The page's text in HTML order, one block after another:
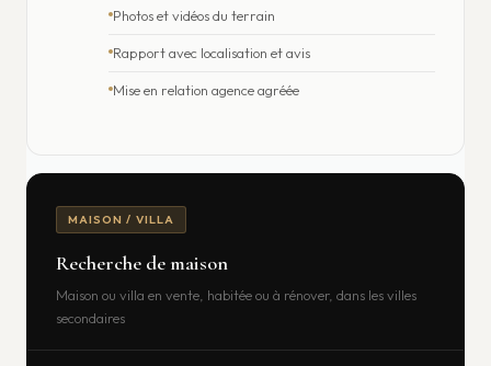
Photos et vidéos du terrain
Rapport avec localisation et avis
Mise en relation agence agréée
MAISON / VILLA
Recherche de maison
Maison ou villa en vente, habitée ou à rénover, dans les villes
secondaires